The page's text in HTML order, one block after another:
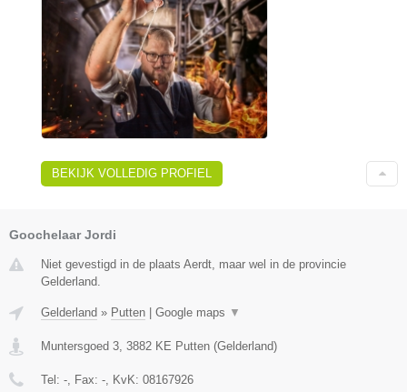
BEKIJK VOLLEDIG PROFIEL
Goochelaar Jordi
Niet gevestigd in de plaats Aerdt, maar wel in de provincie
Gelderland.
Gelderland » Putten | Google maps ▼
Muntersgoed 3 3882 KE Putten (Gelderland)
Tel: - , Fax: - , KvK: 08167926